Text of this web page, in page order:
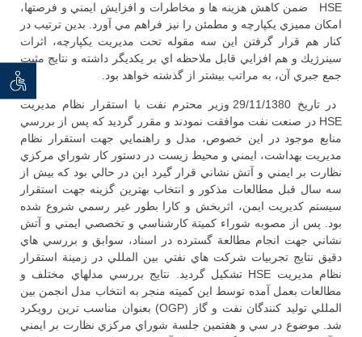
توان
HSE ضمن كاهش هزينه ها و مخاطرات و افزايش ايمني و فرصتها،
امكان مميزي يكپارچه و مطمئن را نيز فراهم مي آورد. بدين ترتيب در
كنار هم قرار گرفتن اين سه مقوله تحت مديريت يكپارچه، اثرات
سينرژيك و هم افزايي قابل ملاحظه اي بر يكديگر داشته و نتايج مثبت
جمع جبري آن، به مراتب بيشتر از گذشته خواهد بود.
در تاريخ 29/11/1380 وزير محترم نفت با استقرار نظام مديريت
HSE در صنعت نفت موافقت نمودند و مقرر گرديد كه پس از بررسي
منابع موجود در اين خصوص، مدل و راهنمايي جهت استقرار نظام
مديريت بهداشت، ايمني و محيط زيست در دستور كار شوراي مركزي
نظارت بر ايمني و آتش نشاني قرار گيرد اين در حالي بود كه بيش از
سه سال قبل مطالعات مذكور و انتخاب بهترين گزينه جهت استقرار
سيستم كديريت ايمن، اثربخش و كارا بطور غير رسمي شروع شده
بود. پس از مصوبه شوراء كميتة كارشناسي و تخصصي ايمني و آتش
نشاني جهت انجام مطالعة گسترده در اسناد، سوابق و بررسي هاي
دقيق نتايج تجربيات شركت هاي نفتي بين المللي در زمينة استقرار
نظام مديريت HSE تشكيل گرديد. نتايج بررسي مدلهاي مختلف و
مطالعات بعمل آمده توسط اين كميته منجر به انتخاب مدل انجمن بين
المللي توليد كنندگان نفت و گاز (OGP) بعنوان مناسب ترين رويكرد
شد. موضوع در سي و هفتمين جلسة شوراي مركزي نظارت بر ايمني